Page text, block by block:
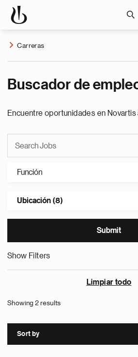
Carreras
Buscador de
Encuentre oportunidades en Novartis
Función
Ubicación (8)
Show Filters
Limpiar todo
Showing 2 results
Sort by